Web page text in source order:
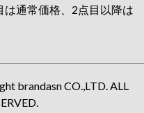
通常価格、2点目以降は
brandasn CO.,LTD. ALL